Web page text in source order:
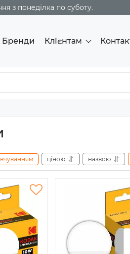
з понеділка по суботу.
Бренди Клієнтам
ціною назвою